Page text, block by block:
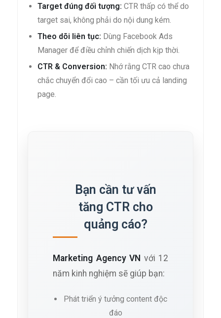
Target đúng đối tượng: CTR thấp có thể do
target sai, không phải do nội dung kém.
Theo dõi liên tục: Dùng Facebook Ads
Manager để điều chỉnh chiến dịch kịp thời.
CTR & Conversion: Nhớ rằng CTR cao chưa
chắc chuyển đổi cao – cần tối ưu cả landing
page.
Bạn cần tư vấn
tăng CTR cho
quảng cáo?
Marketing Agency VN với 12
năm kinh nghiệm sẽ giúp bạn:
Phát triển ý tưởng content độc
đáo